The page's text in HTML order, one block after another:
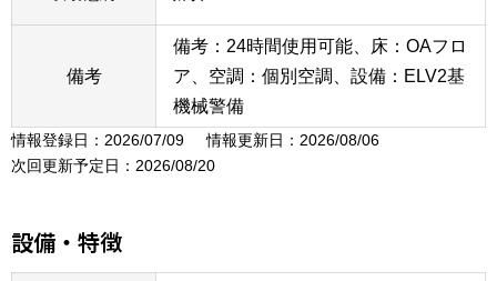
備考
備考：24時間使用可能、床：OAフロ
ア、空調：個別空調、設備：ELV2基
機械警備
情報登録日：2026/07/09
情報更新日：2026/08/06
次回更新予定日：2026/08/20
設備・特徴